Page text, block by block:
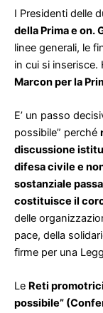
I Presidenti delle
della Prima e on.
linee generali, le
in cui si
Marcon per la
E’ un passo
possibile” perché
discussione
difesa civile e
sostanziale
costituisce il
delle
pace, della
firme per una
Le Reti promotrici
possibile”